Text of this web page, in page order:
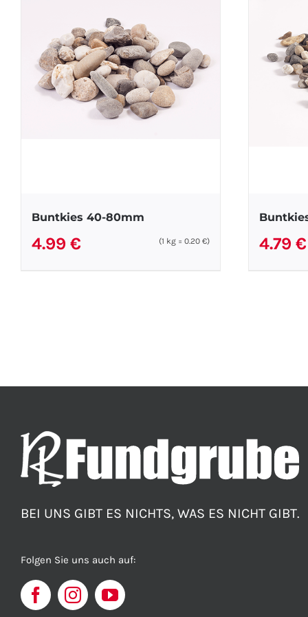
Buntkies 40-80mm
4.99 € (1 kg= 0.20 €) 4.79 €
BEI UNS GIBT ES NICHTS, WAS ES NICHT GIBT.
Folgen Sie uns auch auf: